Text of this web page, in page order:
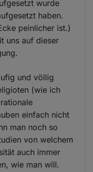
wurde
haben.
peinlicher ist.)
uns auf dieser
und völlig
(wie ich
einfach nicht
man noch so
von welchem
auch immer
wie man will.